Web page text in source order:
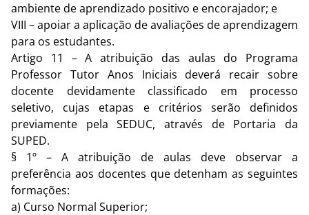
ambiente de aprendizado positivo e encorajador; e
VIII – apoiar a aplicação de avaliações de aprendizagem
para os estudantes.
Artigo 11 – A atribuição das aulas do Programa
Professor Tutor Anos Iniciais deverá recair sobre
docente devidamente classificado em processo
seletivo, cujas etapas e critérios serão definidos
previamente pela SEDUC, através de Portaria da
SUPED.
§ 1º – A atribuição de aulas deve observar a
preferência aos docentes que detenham as seguintes
formações:
a) Curso Normal Superior;